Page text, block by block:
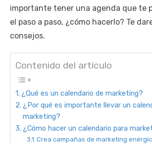
importante tener una agenda que te
el paso a paso, ¿cómo hacerlo? Te
consejos.
Contenido del artículo
¿Qué es un calendario de marketing?
¿Por qué es importante llevar un
marketing?
¿Cómo hacer un calendario para
Crea campañas de marketing